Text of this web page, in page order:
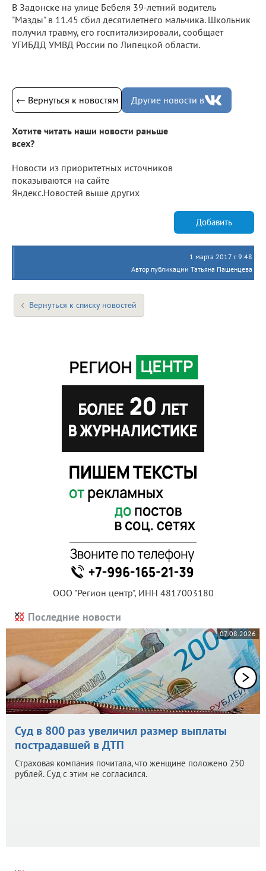
В Задонске на улице Бебеля 39-летний водитель
"Мазды" в 11.45 сбил десятилетнего мальчика. Школьник
получил травму, его госпитализировали, сообщает
УГИБДД УМВД России по Липецкой области.
← Вернуться к новостям Другие новости в
Хотите читать наши новости раньше
всех?
Новости из приоритетных источников
показываются на сайте
Яндекс.Новостей выше других
Добавить
1 марта 2017 г. 9:48
Автор публикации Татьяна Пашенцева
Вернуться к списку новостей
ООО "Регион центр", ИНН 4817003180
Последние новости
07.08.2026
Суд в 800 раз увеличил размер выплаты
пострадавшей в ДТП
Страховая компания почитала, что женщине положено 250
рублей. Суд с этим не согласился.